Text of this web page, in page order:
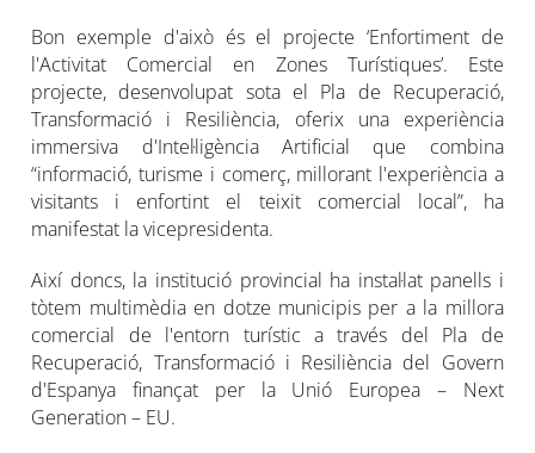
Bon exemple d'això és el projecte ‘Enfortiment de
l'Activitat Comercial en Zones Turístiques’. Este
projecte, desenvolupat sota el Pla de Recuperació,
Transformació i Resiliència, oferix una experiència
immersiva d'Intel·ligència Artificial que combina
“informació, turisme i comerç, millorant l'experiència a
visitants i enfortint el teixit comercial local”, ha
manifestat la vicepresidenta.
Així doncs, la institució provincial ha instal·lat panells i
tòtem multimèdia en dotze municipis per a la millora
comercial de l'entorn turístic a través del Pla de
Recuperació, Transformació i Resiliència del Govern
d'Espanya finançat per la Unió Europea – Next
Generation – EU.